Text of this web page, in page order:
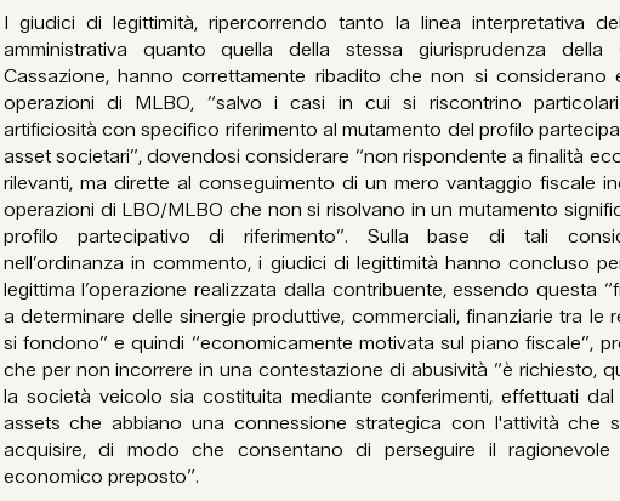
I giudici di legittimità, ripercorrendo tanto la linea interpretativa
amministrativa quanto quella della stessa giurisprudenza della
Cassazione, hanno correttamente ribadito che non si considerano
operazioni di MLBO, “salvo i casi in cui si riscontrino
artificiosità con specifico riferimento al mutamento del profilo
asset societari”, dovendosi considerare “non rispondente a finalità
rilevanti, ma dirette al conseguimento di un mero vantaggio fiscale
operazioni di LBO/MLBO che non si risolvano in un mutamento
profilo partecipativo di riferimento”. Sulla base di tali
nell’ordinanza in commento, i giudici di legittimità hanno concluso
legittima l’operazione realizzata dalla contribuente, essendo questa
a determinare delle sinergie produttive, commerciali, finanziarie tra le
si fondono” e quindi “economicamente motivata sul piano fiscale”,
che per non incorrere in una contestazione di abusività “è richiesto,
la società veicolo sia costituita mediante conferimenti, effettuati
assets che abbiano una connessione strategica con l'attività che
acquisire, di modo che consentano di perseguire il ragionevole
economico preposto”.